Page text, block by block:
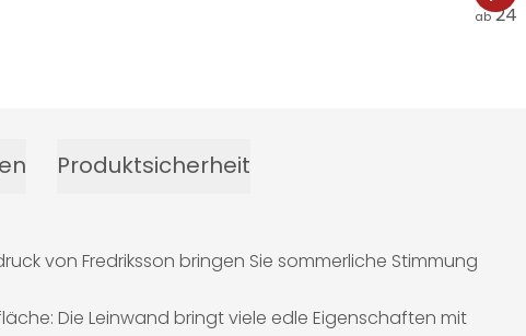
ab
Produktsicherheit
von Fredriksson bringen Sie sommerliche Stimmung
Die Leinwand bringt viele edle Eigenschaften mit